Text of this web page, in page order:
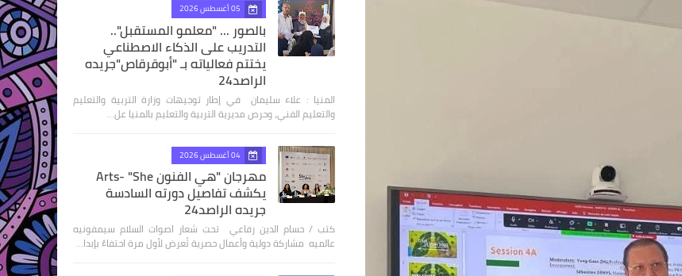
05 أغسطس 2026
بالصور ... "معلمو المستقبل"..
التدريب على الذكاء الاصطناعي
يختتم فعالياته بـ "أبوقرقاص"جريده
الراصد24
المنيا : علاء سليمان في إطار توجيهات وزارة التربية والتعليم
والتعليم الفني، وحرص مديرية التربية والتعليم بالمنيا عل…
04 أغسطس 2026
مهرجان "هي الفنون Arts- "She
يكشف تفاصيل دورته السادسة
جريده الراصد24
كتب / حسام الدين رفاعي تحت شعار اصوات السلام سيمفونيه
عالميه مشاركة دولية وأعمال حصرية تُعرض لأول مرة احتفاءً بإبدا…